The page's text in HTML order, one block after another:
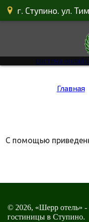
г. Ступино. ул.
система
Главная
С помощью
© 2026, «Шерр отель»
гостиницы в Ступино.